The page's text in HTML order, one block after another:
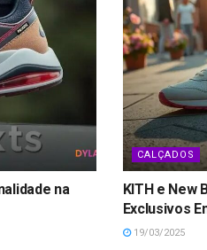
na
CALÇADOS
KITH e New
Exclusivos
19/03/2025